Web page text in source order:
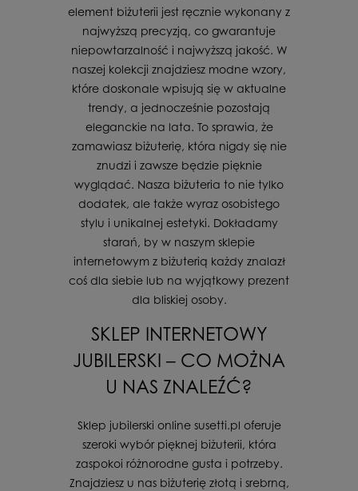
element biżuterii jest ręcznie wykonany z
najwyższą precyzją, co gwarantuje
niepowtarzalność i najwyższą jakość. W
naszej kolekcji znajdziesz modne wzory,
które doskonale wpisują się w aktualne
trendy, a jednocześnie pozostają
eleganckie na lata. To sprawia, że
zamawiasz biżuterię, która nigdy się nie
znudzi i zawsze będzie pięknie
wyglądać. Nasza biżuteria to nie tylko
dodatek, ale także wyraz osobistego
stylu i unikalnej estetyki. Dokładamy
starań, by w naszym sklepie
internetowym z biżuterią każdy znalazł
coś dla siebie lub na wyjątkowy prezent
dla bliskiej osoby.
SKLEP INTERNETOWY
JUBILERSKI – CO MOŻNA
U NAS ZNALEŹĆ?
Sklep jubilerski online susetti.pl oferuje
szeroki wybór pięknej biżuterii, która
zaspokoi różnorodne gusta i potrzeby.
Znajdziesz u nas biżuterię złotą i srebrną,